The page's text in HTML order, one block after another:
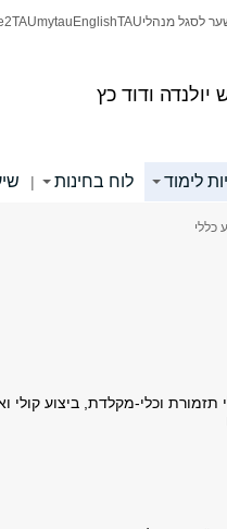
יולנדה ודוד כץ
לסגל מנהליTAU
English
mytau
לימוד לוח בחינות |
כללי